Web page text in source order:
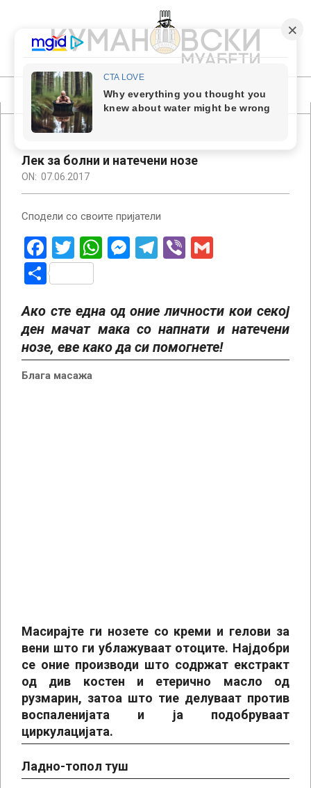
content
КУМАНОВСКИ
МУАБЕТИ
Primary
Navigation
Лек за болни и натечени нозе
ON: 07.06.2017
Сподели со своите пријатели
Facebook
Twitter
WhatsApp
Messenger
Telegram
Viber
Share
Ако сте една од оние личности кои секој
ден мачат мака со напнати и натечени
нозе, еве како да си помогнете!
Блага масажа
Масирајте ги нозете со креми и гелови за
вени што ги ублажуваат отоците. Најдобри
се оние производи што содржат екстракт
од див костен и етерично масло од
рузмарин, затоа што тие делуваат против
воспаленијата и ја подобруваат
циркулацијата.
Ладно-топол туш